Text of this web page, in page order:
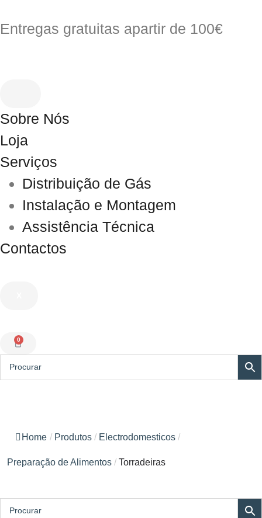
Entregas gratuitas apartir de 100€
Sobre Nós
Loja
Serviços
Distribuição de Gás
Instalação e Montagem
Assistência Técnica
Contactos
0
Home / Produtos / Electrodomesticos /
Preparação de Alimentos / Torradeiras